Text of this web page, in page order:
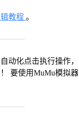
教程 。
动化点击执行操作，
要使用MuMu模拟器